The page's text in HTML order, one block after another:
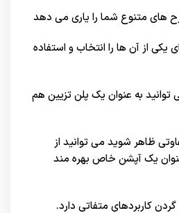
های متنوع شما را یاری می دهد
یکی از آن ها را انتخاب و استفاده
به عنوان یک پلن تزیین هم
ظاهر شوید می توانید از
یک آپشن خاص بهره مند
کاربردهای متفاتی دارد.